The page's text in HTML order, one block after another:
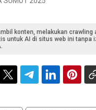
konten, melakukan crawling
untuk AI di situs web ini tanpa